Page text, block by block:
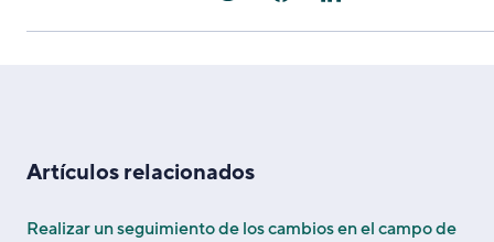
Artículos relacionados
Realizar un seguimiento de los cambios en el campo de